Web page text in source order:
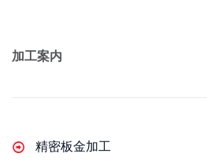
加工案内
精密板金加工